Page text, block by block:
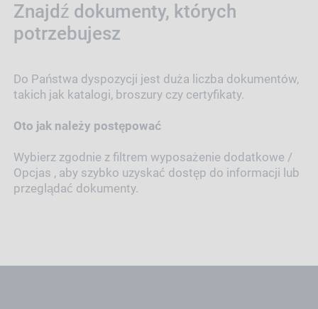
Znajdź dokumenty, których
potrzebujesz
Do Państwa dyspozycji jest duża liczba dokumentów,
takich jak katalogi, broszury czy certyfikaty.
Oto jak należy postępować
Wybierz zgodnie z filtrem wyposażenie dodatkowe /
Opcjas , aby szybko uzyskać dostęp do informacji lub
przeglądać dokumenty.